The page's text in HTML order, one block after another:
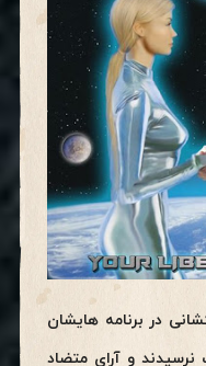
در برنامه هایشان
نرسیدند و آرای متضاد